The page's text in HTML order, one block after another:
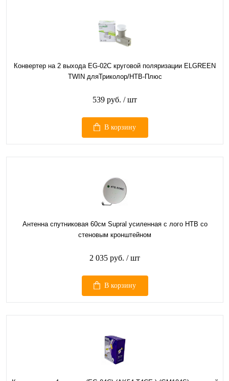
Конвертер на 2 выхода EG-02C круговой поляризации ELGREEN
TWIN дляТриколор/НТВ-Плюс
539 руб. / шт
В корзину
Антенна спутниковая 60см Supral усиленная с лого НТВ со
стеновым кронштейном
2 035 руб. / шт
В корзину